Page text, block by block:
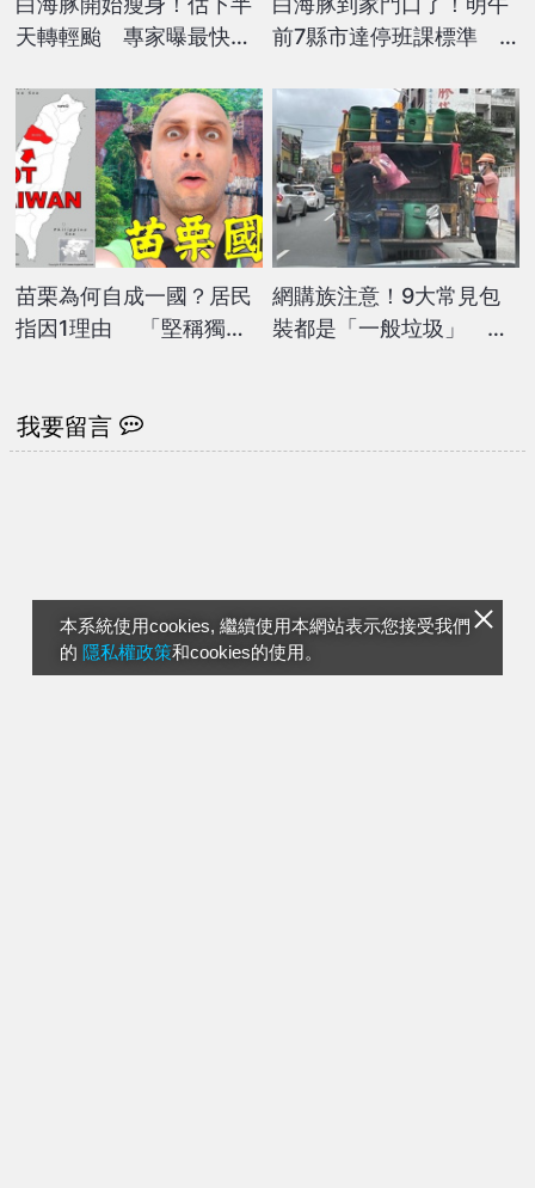
本系統使用cookies, 繼續使用本網站表示您接受我們
的 隱私權政策和cookies的使用。
天轉輕颱 專家曝最快
前7縣市達停班課標準
苗栗為何自成一國？居民
指因1理由 「堅稱獨
網購族注意！9大常見包
裝都是「一般垃圾」 丟
我要留言